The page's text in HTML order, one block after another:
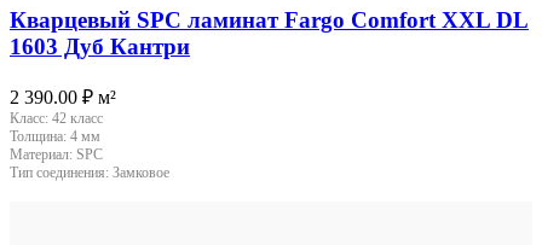
Кварцевый SPC ламинат Fargo Comfort XXL DL
1603 Дуб Кантри
2 390.00 ₽ м²
Класс: 42 класс
Толщина: 4 мм
Материал: SPC
Тип соединения: Замковое